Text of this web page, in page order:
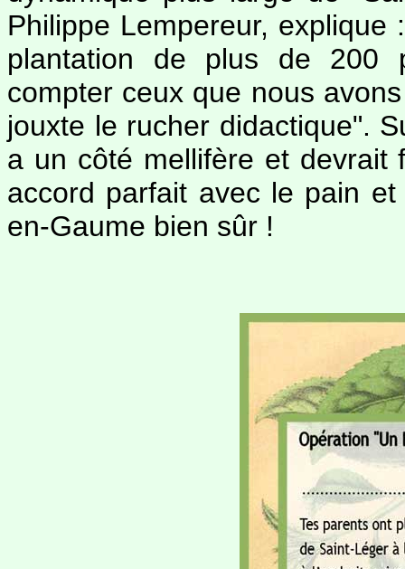
Philippe Lempereur, explique
plantation de plus de 200
compter ceux que nous
jouxte le rucher didactique".
a un côté mellifère et devrait
accord parfait avec le pain
en-Gaume bien sûr !